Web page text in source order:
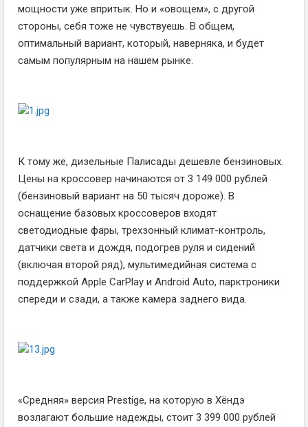
мощности уже впритык. Но и «овощем», с другой
стороны, себя тоже не чувствуешь. В общем,
оптимальный вариант, который, наверняка, и будет
самым популярным на нашем рынке.
К тому же, дизельные Палисады дешевле бензиновых.
Цены на кроссовер начинаются от 3 149 000 рублей
(бензиновый вариант на 50 тысяч дороже). В
оснащение базовых кроссоверов входят
светодиодные фары, трехзонный климат-контроль,
датчики света и дождя, подогрев руля и сидений
(включая второй ряд), мультимедийная система с
поддержкой Apple CarPlay и Android Auto, парктроники
спереди и сзади, а также камера заднего вида.
«Средняя» версия Prestige, на которую в Хёндэ
возлагают большие надежды, стоит 3 399 000 рублей